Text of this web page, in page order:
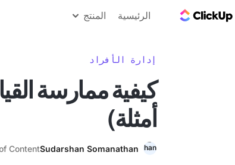
الرئيسية المنتج
إدارة الأفراد
كيفية ممارسة
أمثلة)
Sudarshan Somanathan
Content